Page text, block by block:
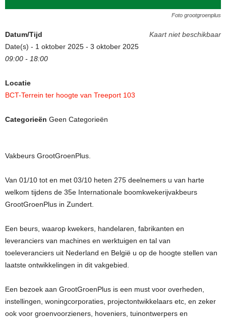
Foto grootgroenplus
Kaart niet beschikbaar
Datum/Tijd
Date(s) - 1 oktober 2025 - 3 oktober 2025
09:00 - 18:00
Locatie
BCT-Terrein ter hoogte van Treeport 103
Categorieën Geen Categorieën
Vakbeurs GrootGroenPlus.
Van 01/10 tot en met 03/10 heten 275 deelnemers u van harte
welkom tijdens de 35e Internationale boomkwekerijvakbeurs
GrootGroenPlus in Zundert.
Een beurs, waarop kwekers, handelaren, fabrikanten en
leveranciers van machines en werktuigen en tal van
toeleveranciers uit Nederland en België u op de hoogte stellen van
laatste ontwikkelingen in dit vakgebied.
Een bezoek aan GrootGroenPlus is een must voor overheden,
instellingen, woningcorporaties, projectontwikkelaars etc, en zeker
ook voor groenvoorzieners, hoveniers, tuinontwerpers en